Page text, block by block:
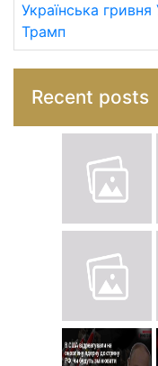
Українська гривня
Трамп
Recent posts